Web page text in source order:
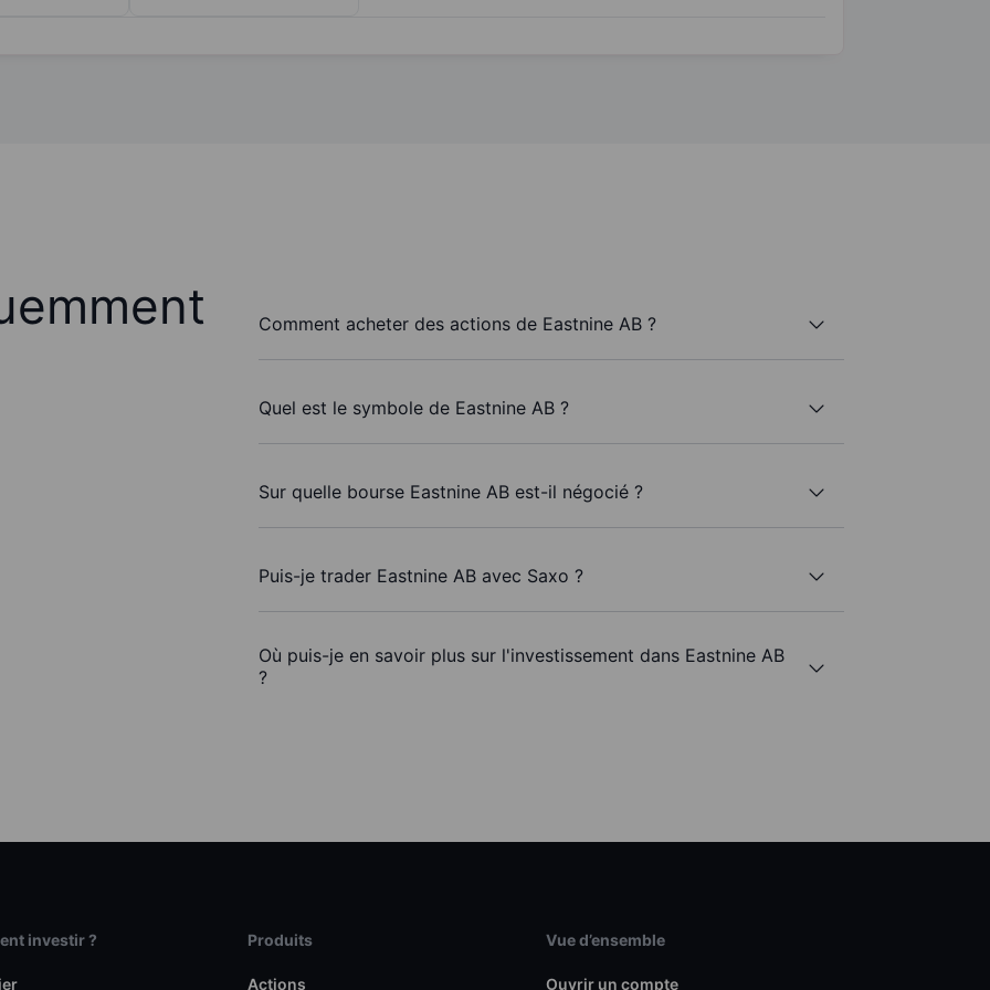
Comment acheter des actions de Eastnine AB ?
Quel est le symbole de Eastnine AB ?
Sur quelle bourse Eastnine AB est-il négocié ?
Puis-je trader Eastnine AB avec Saxo ?
Où puis-je en savoir plus sur l'investissement dans Eastnine AB
?
investir ? Produits
Actions
Vue d’ensemble
Ouvrir un compte